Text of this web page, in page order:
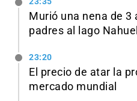
Murió una nena de
padres al lago
23:20
El precio de atar la
mercado mundial